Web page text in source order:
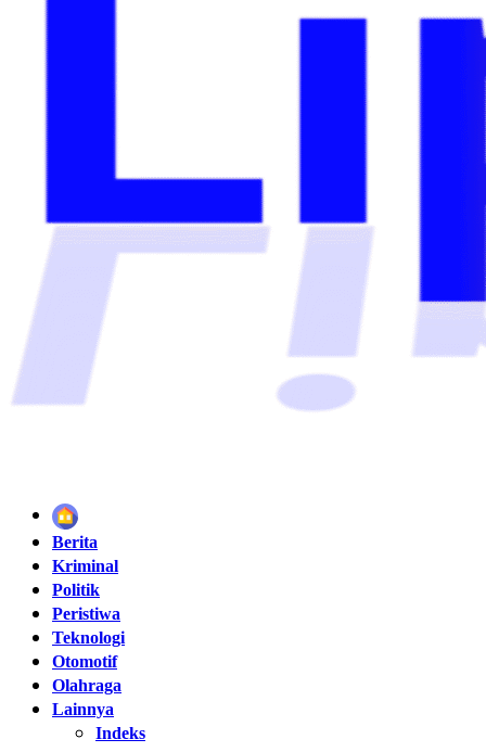
Home
Berita
Kriminal
Politik
Peristiwa
Teknologi
Otomotif
Olahraga
Lainnya
Indeks